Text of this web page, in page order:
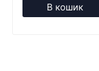
В кошик